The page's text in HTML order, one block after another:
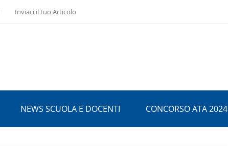
Inviaci il tuo Articolo
NEWS SCUOLA E DOCENTI CONCORSO ATA 2024